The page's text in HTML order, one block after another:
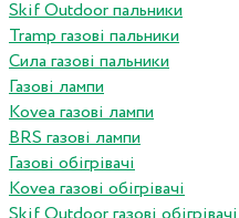
Skif Outdoor пальники
Tramp газові пальники
Сила газові пальники
Газові лампи
Kovea газові лампи
BRS газові лампи
Газові обігрівачі
Kovea газові обігрівачі